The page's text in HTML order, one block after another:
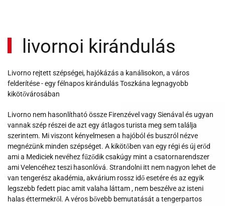
livornoi kirándulás
Livorno rejtett szépségei, hajókázás a kanálisokon, a város
felderítése - egy félnapos kirándulás Toszkána legnagyobb
kikötővárosában
Livorno nem hasonlítható össze Firenzével vagy Sienával és ugyan
vannak szép részei de azt egy átlagos turista meg sem találja
szerintem. Mi viszont kényelmesen a hajóból és buszról nézve
megnézünk minden szépséget. A kikötőben van egy régi és új erőd
ami a Mediciek nevéhez fűződik csakúgy mint a csatornarendszer
ami Velencéhez teszi hasonlóvá. Strandolni itt nem nagyon lehet de
van tengerész akadémia, akvárium rossz idő esetére és az egyik
legszebb fedett piac amit valaha láttam , nem beszélve az isteni
halas éttermekről. A véros bővebb bemutatását a tengerpartos